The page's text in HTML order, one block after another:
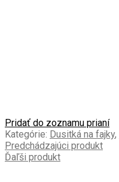
Pridať do zoznamu prianí
Kategórie: Dusitká na fajky,
Predchádzajúci produkt
Ďaľši produkt